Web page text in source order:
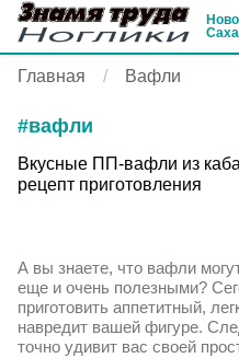
Главная Вафли
#вафли
Вкусные ПП-вафли из
рецепт приготовления
А вы знаете, что вафли
еще и очень полезными?
приготовить аппетитный,
навредит вашей фигуре.
точно удивит вас своей